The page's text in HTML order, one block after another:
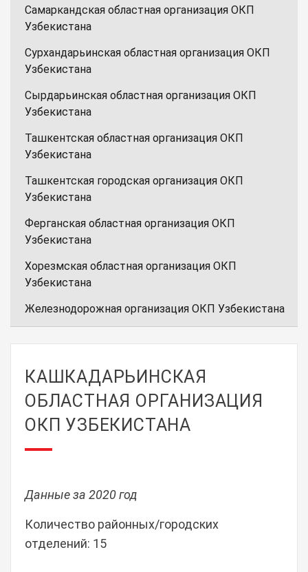
Самаркандская областная организация ОКП
Узбекистана
Сурхандарьинская областная организация ОКП
Узбекистана
Сырдарьинская областная организация ОКП
Узбекистана
Ташкентская областная организация ОКП
Узбекистана
Ташкентская городская организация ОКП
Узбекистана
Ферганская областная организация ОКП
Узбекистана
Хорезмская областная организация ОКП
Узбекистана
Железнодорожная организация ОКП Узбекистана
КАШКАДАРЬИНСКАЯ
ОБЛАСТНАЯ ОРГАНИЗАЦИЯ
ОКП УЗБЕКИСТАНА
Данные за 2020 год
Количество районных/городских
отделений: 15